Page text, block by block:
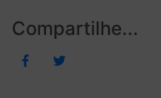
Compartilhe...